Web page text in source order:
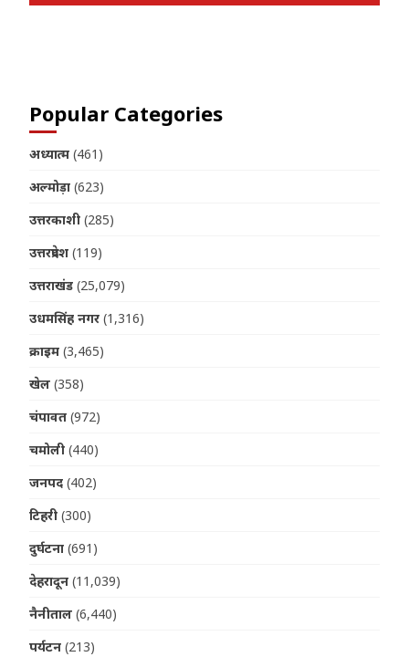
Popular Categories
अध्यात्म (461)
अल्मोड़ा (623)
उत्तरकाशी (285)
उत्तरप्रदेश (119)
उत्तराखंड (25,079)
उधमसिंह नगर (1,316)
क्राइम (3,465)
खेल (358)
चंपावत (972)
चमोली (440)
जनपद (402)
टिहरी (300)
दुर्घटना (691)
देहरादून (11,039)
नैनीताल (6,440)
पर्यटन (213)